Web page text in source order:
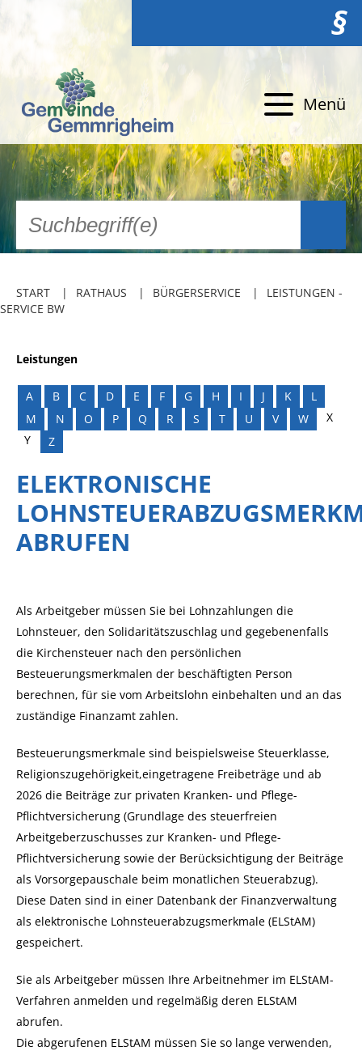
§
Menü
START RATHAUS BÜRGERSERVICE
LEISTUNGEN -
SERVICE BW
Leistungen
A B C D E F G H I J K
L
M
N O P Q R S T U V W
X
Y
Z
ELEKTRONISCHE
ABRUFEN
Als Arbeitgeber müssen Sie bei Lohnzahlungen die
Lohnsteuer, den Solidaritätszuschlag und gegebenenfalls
die Kirchensteuer nach den persönlichen
Besteuerungsmerkmalen der beschäftigten Person
berechnen, für sie vom Arbeitslohn einbehalten und an das
zuständige Finanzamt zahlen.
Besteuerungsmerkmale sind beispielsweise Steuerklasse,
Religionszugehörigkeit,eingetragene Freibeträge und ab
2026 die Beiträge zur privaten Kranken- und Pflege-
Pflichtversicherung (Grundlage des steuerfreien
Arbeitgeberzuschusses zur Kranken- und Pflege-
Pflichtversicherung sowie der Berücksichtigung der Beiträge
als Vorsorgepauschale beim monatlichen Steuerabzug).
Diese Daten sind in einer Datenbank der Finanzverwaltung
als elektronische Lohnsteuerabzugsmerkmale (ELStAM)
gespeichert.
Sie als Arbeitgeber müssen Ihre Arbeitnehmer im ELStAM-
Verfahren anmelden und regelmäßig deren ELStAM
abrufen.
Die abgerufenen ELStAM müssen Sie so lange verwenden,